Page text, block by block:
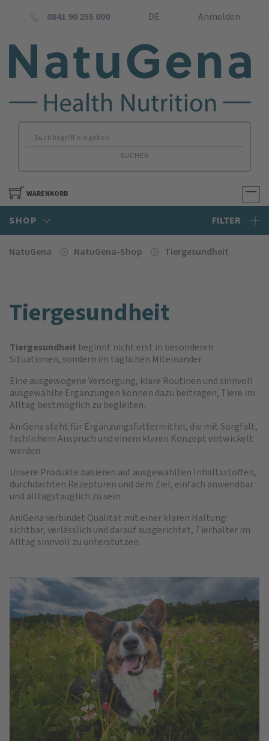
0841 90 255 000 DE Anmelden
SUCHEN
WARENKORB
SHOP FILTER
NatuGena NatuGena-Shop Tiergesundheit
Tiergesundheit
Tiergesundheit beginnt nicht erst in besonderen
Situationen, sondern im täglichen Miteinander.
Eine ausgewogene Versorgung, klare Routinen und sinnvoll
ausgewählte Ergänzungen können dazu beitragen, Tiere im
Alltag bestmöglich zu begleiten.
AniGena steht für Ergänzungsfuttermittel, die mit Sorgfalt,
fachlichem Anspruch und einem klaren Konzept entwickelt
werden.
Unsere Produkte basieren auf ausgewählten Inhaltsstoffen,
durchdachten Rezepturen und dem Ziel, einfach anwendbar
und alltagstauglich zu sein.
AniGena verbindet Qualität mit einer klaren Haltung:
sichtbar, verlässlich und darauf ausgerichtet, Tierhalter im
Alltag sinnvoll zu unterstützen.